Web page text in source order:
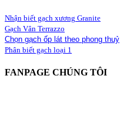
Nhận biết gạch xương Granite
Gạch Vân Terrazzo
Chọn gạch ốp lát theo phong thuỷ
Phân biết gạch loại 1
FANPAGE CHÚNG TÔI